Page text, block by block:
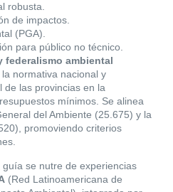
robusta.
de impactos.
(PGA).
para público no técnico.
federalismo ambiental
normativa nacional y
de las provincias en la
mínimos. Se alinea
del Ambiente (25.675) y la
promoviendo criterios
guía se nutre de experiencias
(Red Latinoamericana de